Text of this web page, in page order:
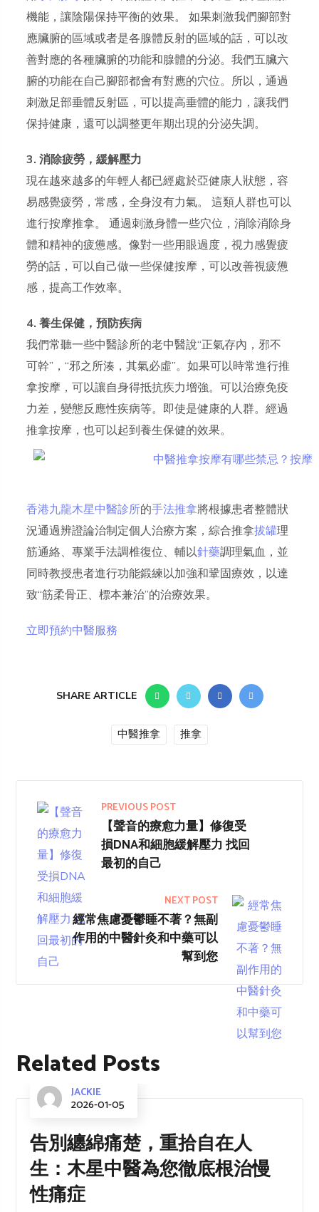
機能，讓陰陽保持平衡的效果。 如果刺激我們腳部對
應臟腑的區域或者是各腺體反射的區域的話，可以改
善對應的各種臟腑的功能和腺體的分泌。我們五臟六
腑的功能在自己腳部都會有對應的穴位。所以，通過
刺激足部垂體反射區，可以提高垂體的能力，讓我們
保持健康，還可以調整更年期出現的分泌失調。
3. 消除疲勞，緩解壓力
現在越來越多的年輕人都已經處於亞健康人狀態，容
易感覺疲勞，常感，全身沒有力氣。 這類人群也可以
進行按摩推拿。 通過刺激身體一些穴位，消除消除身
體和精神的疲憊感。像對一些用眼過度，視力感覺疲
勞的話，可以自己做一些保健按摩，可以改善視疲憊
感，提高工作效率。
4. 養生保健，預防疾病
我們常聽一些中醫診所的老中醫說“正氣存內，邪不
可幹”，“邪之所湊，其氣必虛”。如果可以時常進行推
拿按摩，可以讓自身得抵抗疾力增強。可以治療免疫
力差，變態反應性疾病等。即使是健康的人群。經過
推拿按摩，也可以起到養生保健的效果。
香港九龍木星中醫診所的手法推拿將根據患者整體狀
況通過辨證論治制定個人治療方案，綜合推拿拔罐理
筋通絡、專業手法調椎復位、輔以針藥調理氣血，並
同時教授患者進行功能鍛練以加強和鞏固療效，以達
致“筋柔骨正、標本兼治”的治療效果。
立即預約中醫服務
SHARE ARTICLE
中醫推拿 推拿
PREVIOUS POST
【聲音的療愈力量】修復受
損DNA和細胞緩解壓力 找回
最初的自己
NEXT POST
經常焦慮憂鬱睡不著？無副
作用的中醫針灸和中藥可以
幫到您
Related Posts
JACKIE
2026-01-05
告別纏綿痛楚，重拾自在人
生：木星中醫為您徹底根治慢
性痛症